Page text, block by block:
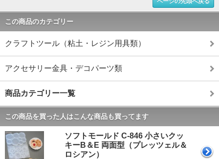
この商品のカテゴリー
クラフトツール（粘土・レジン用具類）
アクセサリー金具・デコパーツ類
商品カテゴリー一覧
この商品を買った人はこんな商品も買ってます
ソフトモールド C-846 小さいクッ
キーB＆E 両面型（プレッツェル＆
ロシアン）